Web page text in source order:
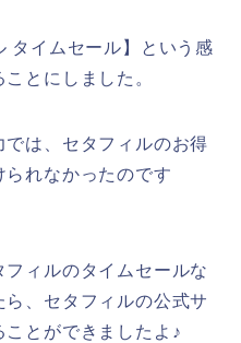
タイムセール】という感
とにしました。
は、セタフィルのお得
れなかったのです
ィルのタイムセールな
、セタフィルの公式サ
とができましたよ♪